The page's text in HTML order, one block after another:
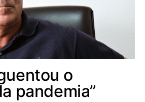
o
pandemia”